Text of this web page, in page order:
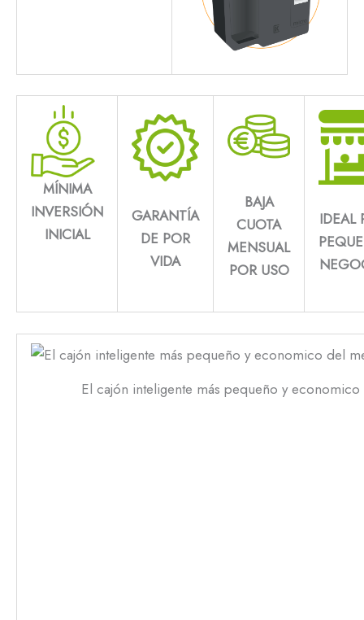
MÍNIMA
INVERSIÓN
INICIAL
GARANTÍA
DE POR
VIDA
BAJA
CUOTA
MENSUAL
POR USO
IDEAL
El cajón inteligente más pequeño y